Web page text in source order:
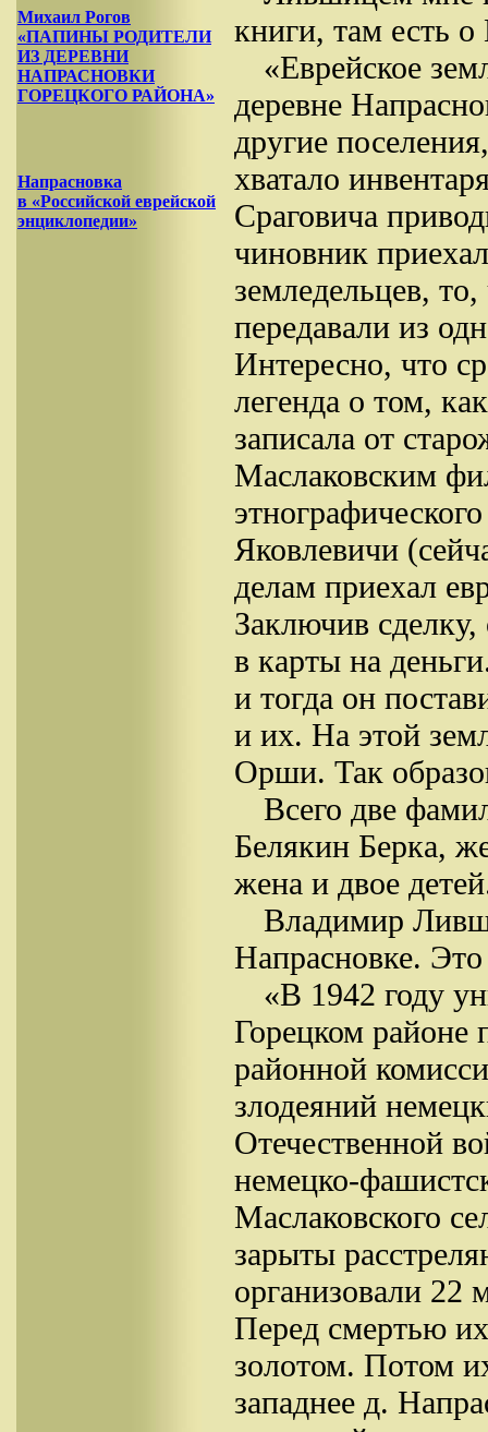
Михаил Рогов
«ПАПИНЫ РОДИТЕЛИ
ИЗ ДЕРЕВНИ
НАПРАСНОВКИ
ГОРЕЦКОГО РАЙОНА»
Напрасновка
в «Российской еврейской
энциклопедии»
книги, там есть о
«Еврейское
деревне
другие
хватало
Сраговича
чиновник
земледельцев,
передавали из
Интересно, что
легенда о том,
записала от
Маслаковским
Яковлевичи
делам приехал
Заключив
в карты на
и тогда он
и их. На этой
Орши. Так
Всего две
Белякин Берка,
жена и двое
Владимир
Напрасновке.
«В 1942 году
Горецком районе
районной
злодеяний
Отечественной
немецко-
Маслаковского
зарыты
организовали 22
Перед смертью
золотом. Потом
западнее д.